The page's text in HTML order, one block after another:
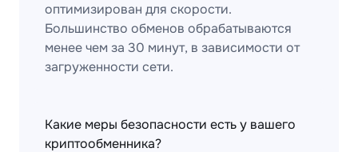
оптимизирован для скорости.
Большинство обменов обрабатываются
менее чем за 30 минут, в зависимости от
загруженности сети.
Какие меры безопасности есть у вашего
криптообменника?